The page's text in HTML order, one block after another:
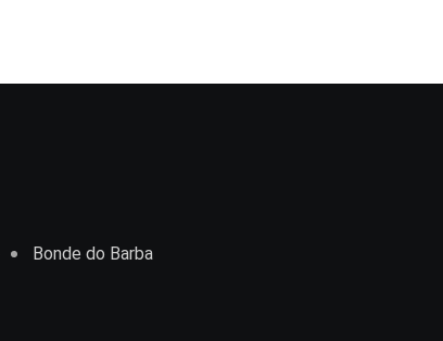
Bonde do Barba